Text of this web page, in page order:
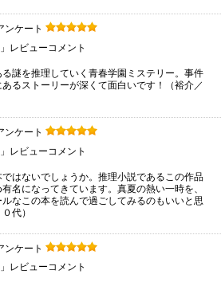
ンケート
レビューコメント
謎を推理していく青春学園ミステリー。事件
るストーリーが深くて面白いです！（裕介／
ンケート
レビューコメント
はないでしょうか。推理小説であるこの作品
名になってきています。真夏の熱い一時を、
なこの本を読んで過ごしてみるのもいいと思
代）
ンケート
レビューコメント